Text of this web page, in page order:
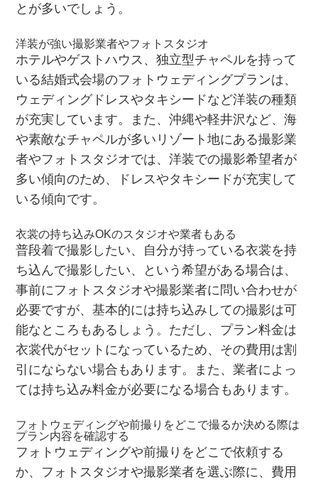
とが多いでしょう。
洋装が強い撮影業者やフォトスタジオ
ホテルやゲストハウス、独立型チャペルを持って
いる結婚式会場のフォトウェディングプランは、
ウェディングドレスやタキシードなど洋装の種類
が充実しています。また、沖縄や軽井沢など、海
や素敵なチャペルが多いリゾート地にある撮影業
者やフォトスタジオでは、洋装での撮影希望者が
多い傾向のため、ドレスやタキシードが充実して
いる傾向です。
衣裳の持ち込みOKのスタジオや業者もある
普段着で撮影したい、自分が持っている衣裳を持
ち込んで撮影したい、という希望がある場合は、
事前にフォトスタジオや撮影業者に問い合わせが
必要ですが、基本的には持ち込みしての撮影は可
能なところもあるしょう。ただし、プラン料金は
衣裳代がセットになっているため、その費用は割
引にならない場合もあります。また、業者によっ
ては持ち込み料金が必要になる場合もあります。
フォトウェディングや前撮りをどこで撮るか決める際は
プラン内容を確認する
フォトウェディングや前撮りをどこで依頼する
か、フォトスタジオや撮影業者を選ぶ際に、費用